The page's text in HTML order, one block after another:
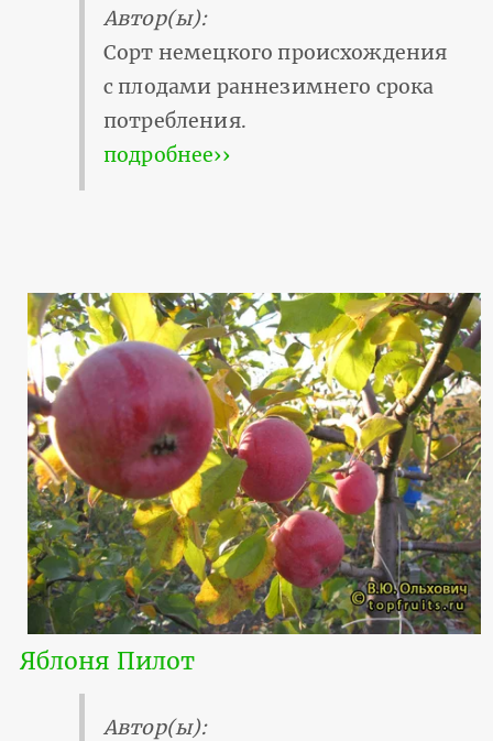
Автор(ы):
Сорт немецкого происхождения
с плодами раннезимнего срока
потребления.
подробнее››
Яблоня Пилот
Автор(ы):